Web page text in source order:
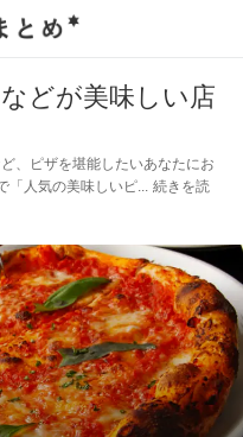
どが美味しい店
、ピザを堪能したいあなたにお
「人気の美味しいピ
続きを読